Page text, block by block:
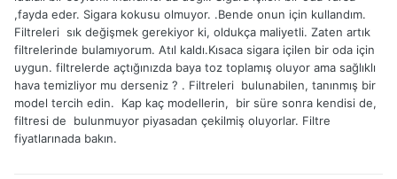
,fayda eder. Sigara kokusu olmuyor. .Bende onun için kullandım.
Filtreleri sık değişmek gerekiyor ki, oldukça maliyetli. Zaten artık
filtrelerinde bulamıyorum. Atıl kaldı.Kısaca sigara içilen bir oda için
uygun. filtrelerde açtığınızda baya toz toplamış oluyor ama sağlıklı
hava temizliyor mu derseniz ? . Filtreleri bulunabilen, tanınmış bir
model tercih edin. Kap kaç modellerin, bir süre sonra kendisi de,
filtresi de bulunmuyor piyasadan çekilmiş oluyorlar. Filtre
fiyatlarınada bakın.